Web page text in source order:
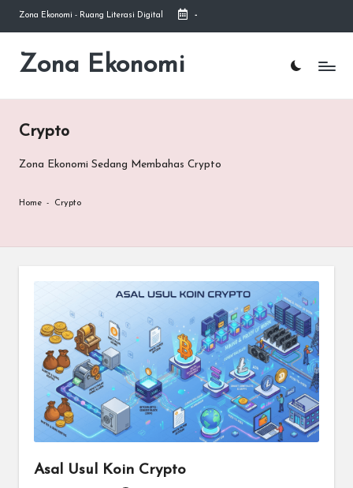
Skip
content
Zona Ekonomi - Ruang Literasi Digital -
Zona Ekonomi
Ruang
Crypto
Zona Ekonomi Sedang Membahas Crypto
Home - Crypto
Asal Usul Koin Crypto